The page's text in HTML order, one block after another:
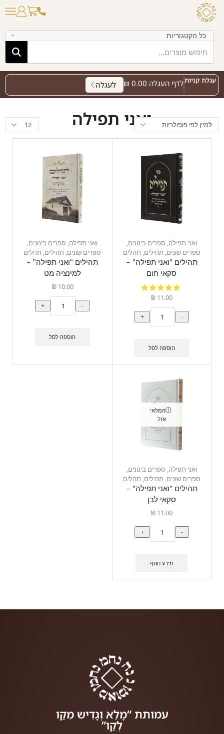
עגלת קניותלדף העגלה ₪ 0.00 לעגלה
ואני תפילה
ואני תפילה ספרים בינונים
ספרים שונים תהילים תהלים
תהילים "ואני תפילה" –
סקאי חום
₪ 11.00
-
+
הוספה לסל
ואני תפילה ספרים בינונים
ספרים שונים תהילים תהלים
תהילים "ואני תפילה" –
למינציה מט
₪10.00
-
+
הוספה לסל
המלאי
אזל
ואני תפילה, ספרים בינונים,
ספרים שונים, תהילים, תהלים
תהילים "ואני תפילה" –
סקאי לבן
₪ 11.00
-
+
מידע נוסף
עמותת “מָלֵא וְגָדִיש מִקַּו
לְקַו”